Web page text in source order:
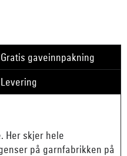
Gratis gaveinnpakning
Levering
Her skjer hele
på garnfabrikken på